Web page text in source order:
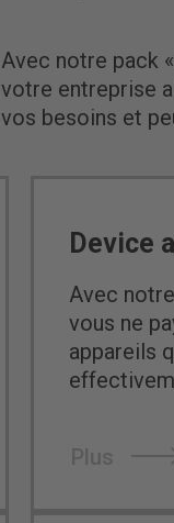
Avec notre pack
votre entreprise
vos besoins et
Device
Avec
vous ne
appareils